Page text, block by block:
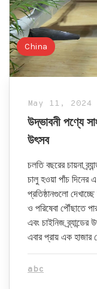
China
May 11, 2024
উদ্ভাবনী পণ্যে
উৎসব
চলতি বছরের চায়না
চালু হওয়া পাঁচ দিনের
প্রতিষ্ঠানগুলো
ও পরিষেবা পৌঁছাতে
এবং চাইনিজ
এবার প্রায় এক হাজার
abc